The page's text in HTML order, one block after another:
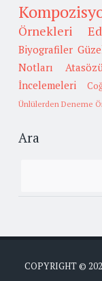
Örnekleri
Biyografiler
Notları
İncelemeleri
Ünlülerden Deneme
Ara
COPYRIGHT ©